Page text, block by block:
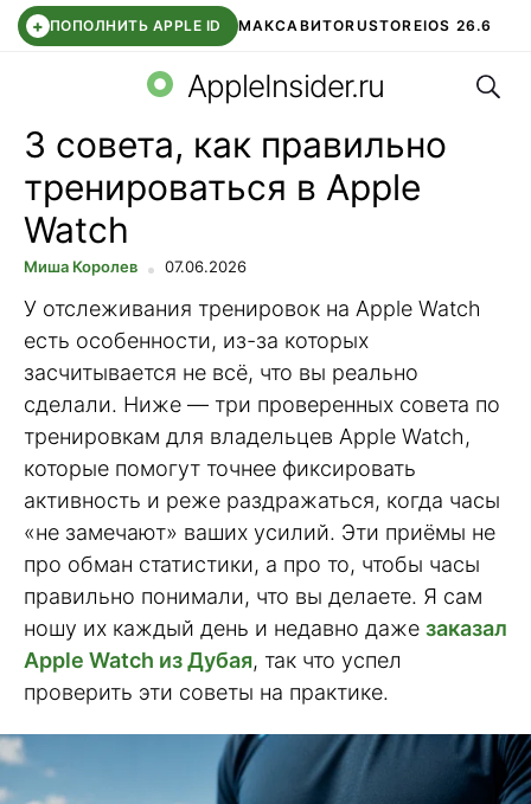
+ ПОПОЛНИТЬ APPLE ID МАКСАВИТОRUSTOREIOS 26.6
СБЕР КИДС ВТБ ОНЛАЙН ЧАТ В ROBLOX
AppleInsider.ru
3 совета, как правильно
тренироваться в Apple
Watch
Миша Королев 07.06.2026
У отслеживания тренировок на Apple Watch
есть особенности, из-за которых
засчитывается не всё, что вы реально
сделали. Ниже — три проверенных совета по
тренировкам для владельцев Apple Watch,
которые помогут точнее фиксировать
активность и реже раздражаться, когда часы
«не замечают» ваших усилий. Эти приёмы не
про обман статистики, а про то, чтобы часы
правильно понимали, что вы делаете. Я сам
ношу их каждый день и недавно даже заказал
Apple Watch из Дубая, так что успел
проверить эти советы на практике.